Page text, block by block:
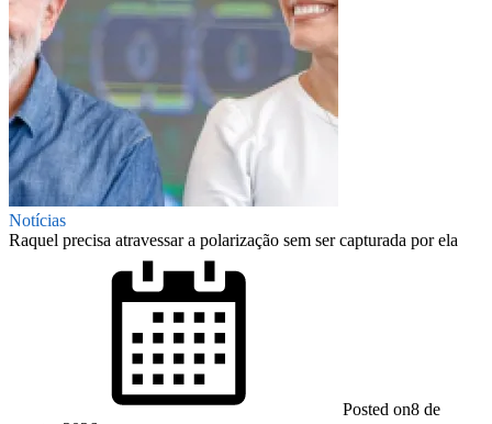
Notícias
Raquel precisa atravessar a polarização sem ser capturada por ela
Posted on8 de